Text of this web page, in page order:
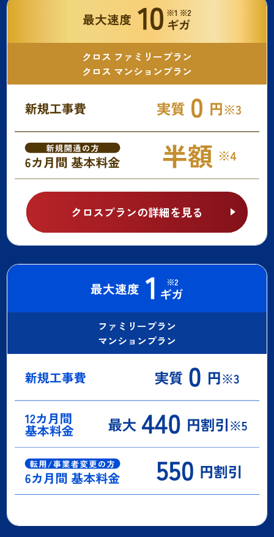
クロス ファミリープラン
クロス マンションプラン
クロスプランの詳細を見る
ファミリープラン
マンションプラン